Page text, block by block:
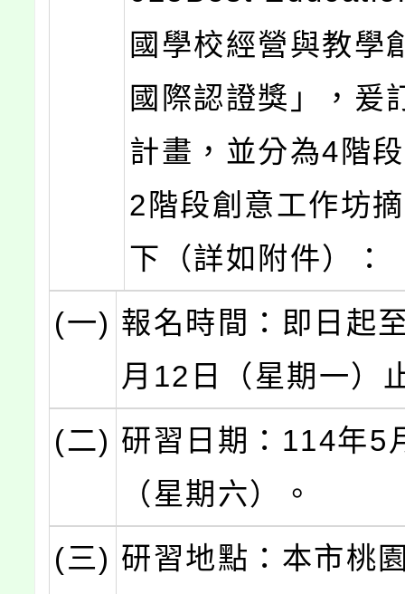
國學校經營與教學
國際認證獎」，爰
計畫，並分為4階
2階段創意工作坊
下（詳如附件）：
(一) 報名時間：即日起
月12日（星期一）
(二) 研習日期：114年5
（星期六）。
(三) 研習地點：本市桃